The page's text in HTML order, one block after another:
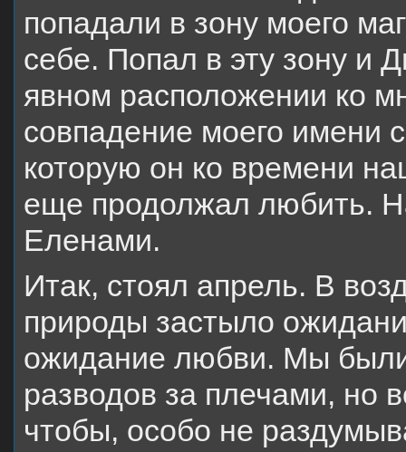
попадали в зону моего
себе. Попал в эту зону и
явном расположении ко
совпадение моего имени
которую он ко времени
еще продолжал любить.
Еленами.
Итак, стоял апрель. В
природы застыло
ожидание любви. Мы
разводов за плечами, но
чтобы, особо не